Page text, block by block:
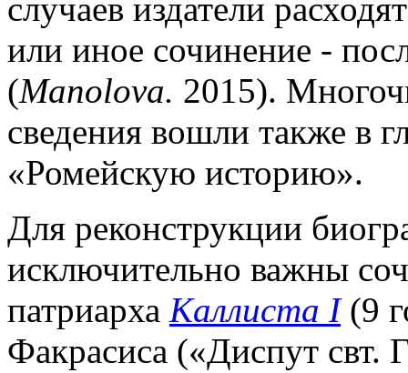
случаев издатели
или иное сочинение -
(Manolova. 2015).
сведения вошли также в
«Ромейскую историю».
Для реконструкции
исключительно важны
патриарха Каллиста I(9
Факрасиса («Диспут свт.